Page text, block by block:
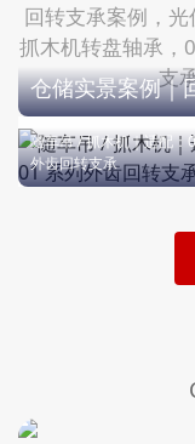
回转支承案例，
抓木机转盘轴承，
支
仓储实景案例｜
随车吊 / 抓木机｜适配：
外齿回转支承